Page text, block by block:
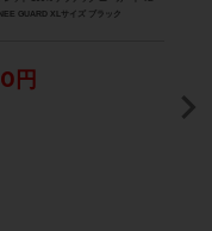
GUARD XLサイズ ブラック
円